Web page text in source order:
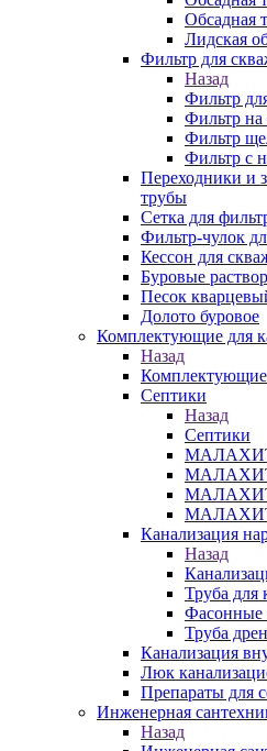
Обсадная
Лидская
Фильтр для
Назад
Фильтр
Фильтр на
Фильтр
Фильтр с
Переходники и
трубы
Сетка для
Фильтр-чулок
Кессон для
Буровые
Песок
Долото буровое
Комплектующие для
Назад
Комплектующие
Септики
Назад
Септики
МАЛАХИТ
Канализация
Назад
Труба для
Фасонные
Труба
Канализация
Люк
Препараты для
Инженерная
Назад